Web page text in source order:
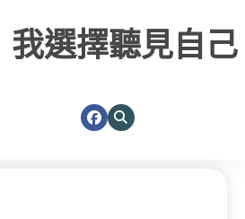
我選擇聽見自己